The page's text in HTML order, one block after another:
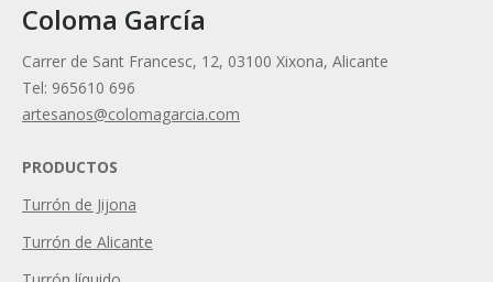
Coloma García
Carrer de Sant Francesc, 12, 03100 Xixona, Alicante
Tel: 965610 696
artesanos@colomagarcia.com
PRODUCTOS
Turrón de Jijona
Turrón de Alicante